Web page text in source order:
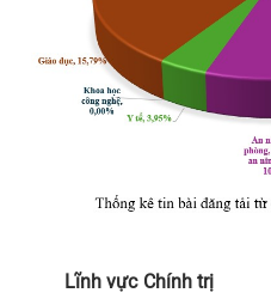
Lĩnh vực Chính trị